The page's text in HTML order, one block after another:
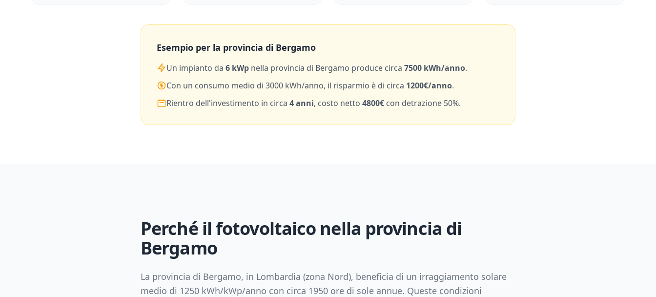
Esempio per la provincia di Bergamo
Un impianto da 6 kWp nella provincia di Bergamo produce circa 7500 kWh/anno.
Con un consumo medio di 3000 kWh/anno, il risparmio è di circa 1200€/anno.
Rientro dell'investimento in circa 4anni, costo netto 4800€ con detrazione 50%.
Perché il fotovoltaico nella provincia di
Bergamo
La provincia di Bergamo, in Lombardia (zona Nord), beneficia di un irraggiamento solare
medio di 1250 kWh/kWp/anno con circa 1950 ore di sole annue. Queste condizioni